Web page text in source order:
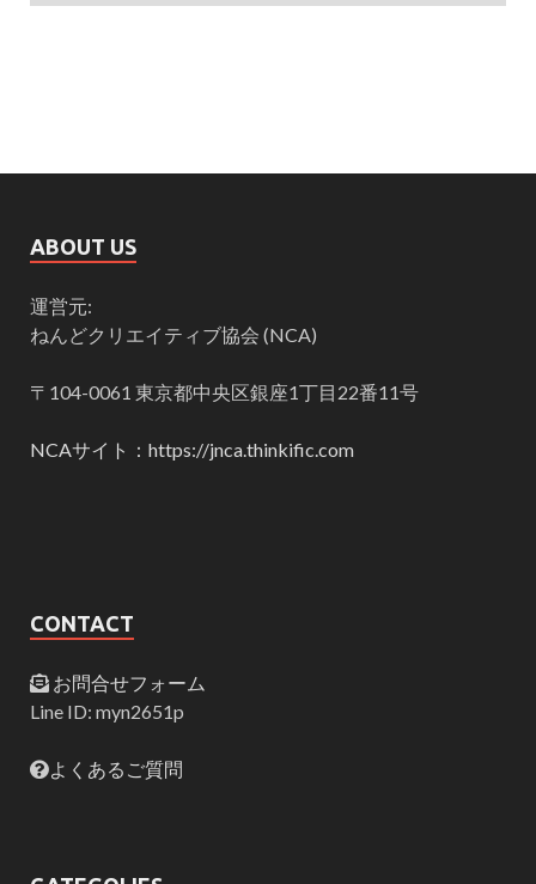
ABOUT US
運営元:
ねんどクリエイティブ協会 (NCA)
〒104-0061 東京都中央区銀座1丁目22番11号
NCAサイト：https://jnca.thinkific.com
CONTACT
お問合せフォーム
Line ID: myn2651p
よくあるご質問